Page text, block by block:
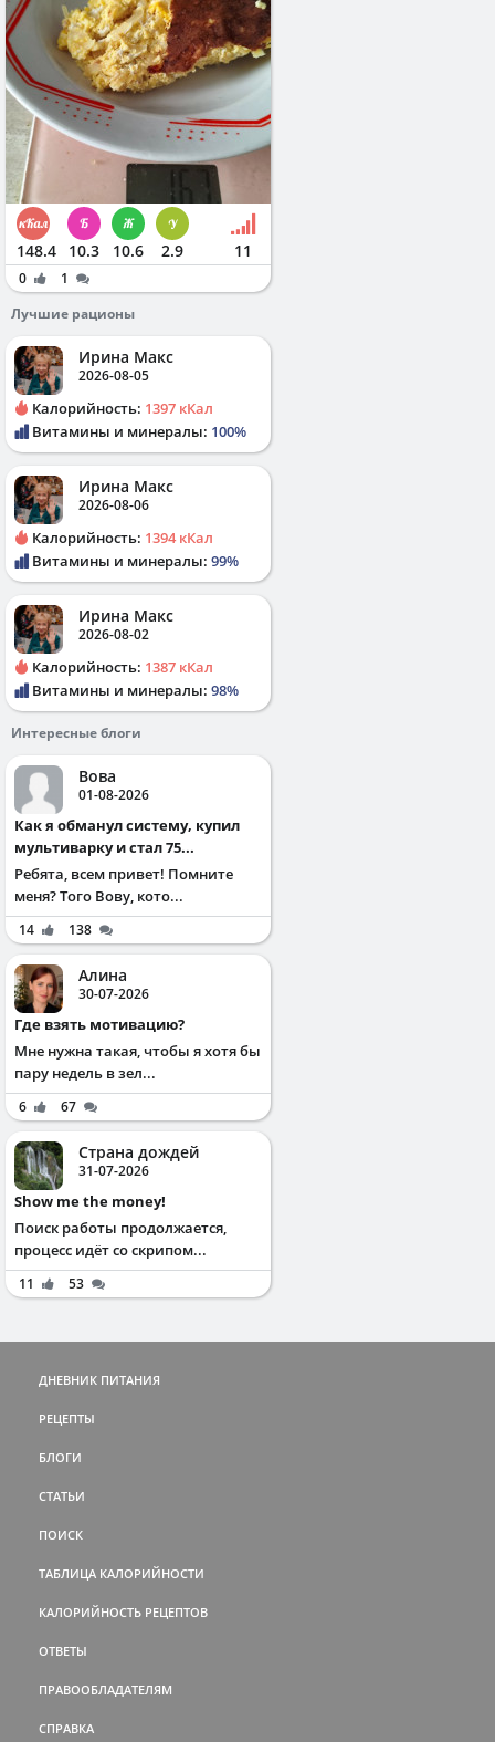
148.4 10.3 10.6 2.9 11
0
1
Лучшие рационы
Ирина Макс
2026-08-05
Калорийность: 1397 кКал
Витамины и минералы: 100%
Ирина Макс
2026-08-06
Калорийность: 1394 кКал
Витамины и минералы: 99%
Ирина Макс
2026-08-02
Калорийность: 1387 кКал
Витамины и минералы: 98%
Интересные блоги
Вова
01-08-2026
Как я обманул систему, купил
мультиварку и стал 75...
Ребята, всем привет! Помните
меня? Того Вову, кото...
14 138
Алина
30-07-2026
Где взять мотивацию?
Мне нужна такая, чтобы я хотя бы
пару недель в зел...
6 67
Страна дождей
31-07-2026
Show me the money!
Поиск работы продолжается,
процесс идёт со скрипом...
11 53
ДНЕВНИК ПИТАНИЯ
РЕЦЕПТЫ
БЛОГИ
СТАТЬИ
ПОИСК
ТАБЛИЦА КАЛОРИЙНОСТИ
КАЛОРИЙНОСТЬ РЕЦЕПТОВ
ОТВЕТЫ
ПРАВООБЛАДАТЕЛЯМ
СПРАВКА